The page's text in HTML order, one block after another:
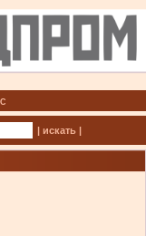
| искать |